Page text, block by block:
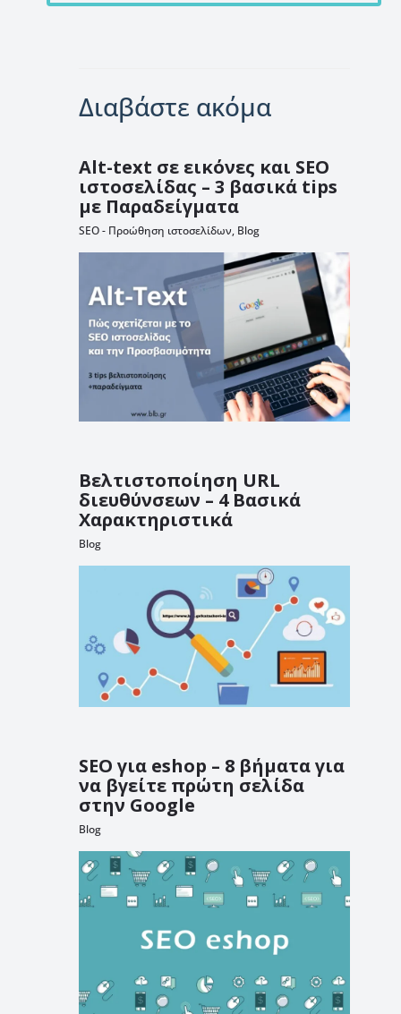
Διαβάστε ακόμα
Alt-text σε εικόνες και SEO
ιστοσελίδας – 3 βασικά tips
με Παραδείγματα
SEO - Προώθηση ιστοσελίδων, Blog
Βελτιστοποίηση URL
διευθύνσεων – 4 Βασικά
Χαρακτηριστικά
Blog
SEO για eshop – 8 βήματα για
να βγείτε πρώτη σελίδα
στην Google
Blog